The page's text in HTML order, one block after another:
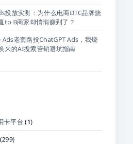
投放实测：为什么电商DTC品牌烧
to B商家却悄悄赚到了？
老套路投ChatGPT Ads，我烧
来的AI搜索营销避坑指南
卡平台 (1)
(299)